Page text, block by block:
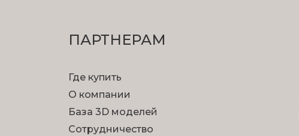
ПАРТНЕРАМ
Где купить
О компании
База 3D моделей
Сотрудничество